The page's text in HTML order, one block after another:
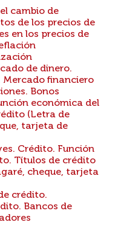
cambio de
de los precios de
en los precios de
de dinero.
financiero
Bonos
económica del
(Letra de
tarjeta de
Crédito. Función
Títulos de crédito
cheque, tarjeta
crédito.
Bancos de